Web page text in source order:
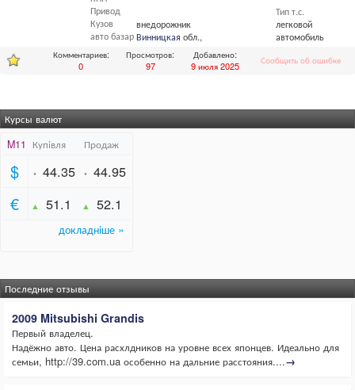
Тип т.с.
легковой
автомобиль
Привод
Кузов
авто базар
внедорожник
Винницкая обл.,
Комментариев:
0
Просмотров:
97
Добавлено:
9 июля 2025
Сообщить об ошибке
Курсы валют
Последние отзывы
2009 Mitsubishi Grandis
Первый владелец.
Надёжно авто. Цена расхлдников на уровне всех японцев. Идеально для
семьи, http://39.com.ua особенно на дальние расстояния....→